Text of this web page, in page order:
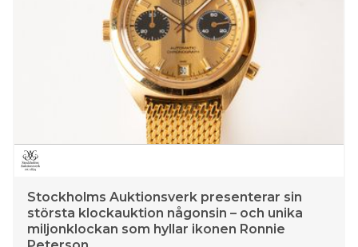
Stockholms Auktionsverk presenterar sin
största klockauktion någonsin – och unika
miljonklockan som hyllar ikonen Ronnie